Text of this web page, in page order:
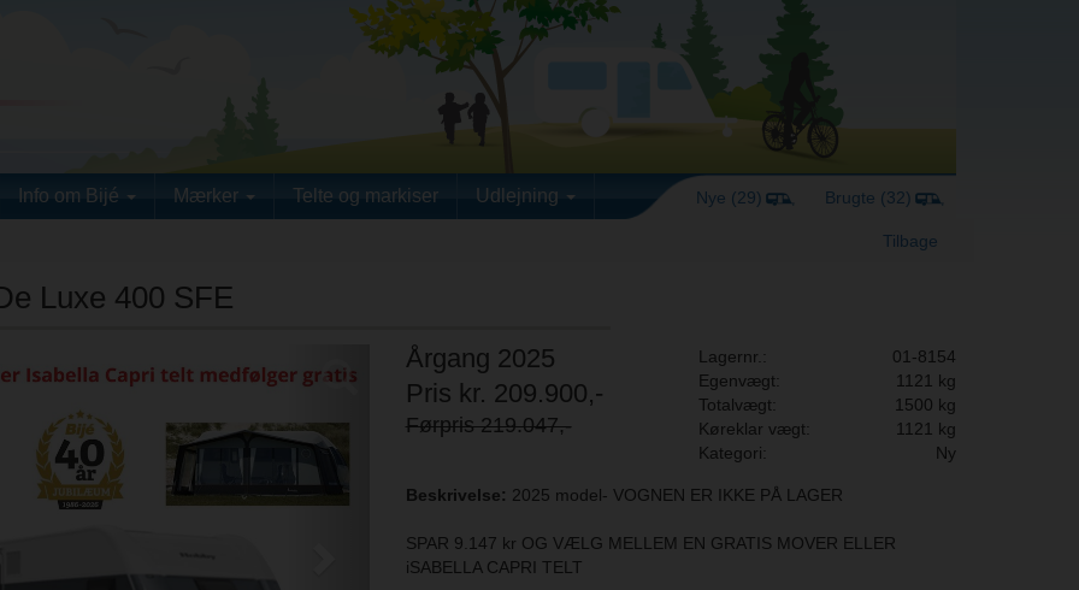
Info om Bijé Mærker Telte og markiser Udlejning Nye (29) Brugte (32)
Tilbage
Luxe 400 SFE
Årgang 2025
Pris kr. 209.900,-
Førpris 219.047,-
Lagernr.:
01-8154
Egenvægt:
1121 kg
Totalvægt:
1500 kg
Køreklar vægt:
1121 kg
Kategori:
Ny
Beskrivelse: 2025 model- VOGNEN ER IKKE PÅ LAGER
SPAR 9.147 kr OG VÆLG MELLEM EN GRATIS MOVER ELLER
iSABELLA CAPRI TELT